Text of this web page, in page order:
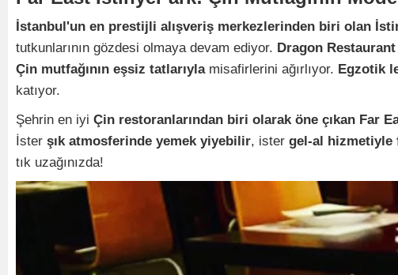
İstanbul'un en prestijli alışveriş merkezlerinden biri olan
tutkunlarının gözdesi olmaya devam ediyor. Dragon
Çin mutfağının eşsiz tatlarıylamisafirlerini ağırlıyor. Egzotik
katıyor.
Şehrin en iyi Çin restoranlarından biri olarak öne çıkan Far
İster şık atmosferinde yemek yiyebilir, ister gel-al hizmetiyle
tık uzağınızda!